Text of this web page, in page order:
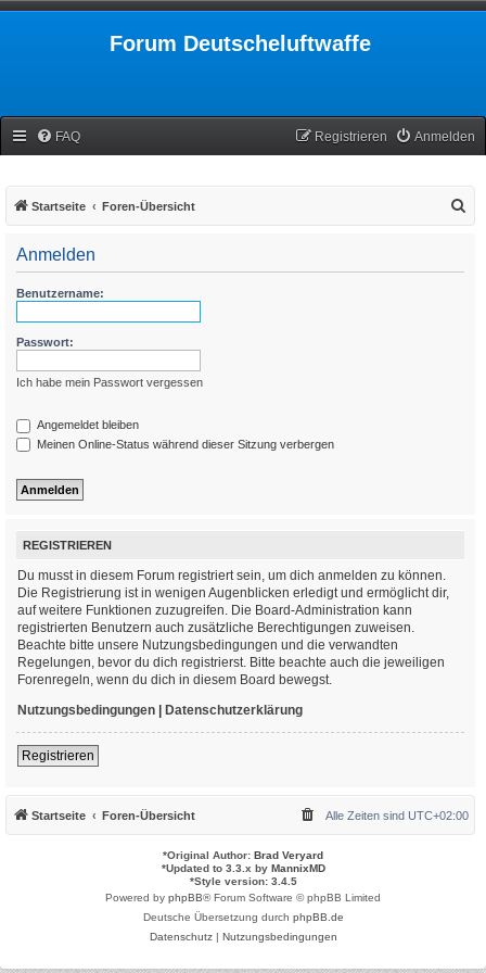
Forum Deutscheluftwaffe
FAQ Anmelden
Registrieren
Startseite Foren-Übersicht
Anmelden
Benutzername:
Passwort:
Ich habe mein Passwort vergessen
Angemeldet bleiben
Meinen Online-Status während dieser Sitzung verbergen
REGISTRIEREN
Du musst in diesem Forum registriert sein, um dich anmelden zu können.
Die Registrierung ist in wenigen Augenblicken erledigt und ermöglicht dir,
auf weitere Funktionen zuzugreifen. Die Board-Administration kann
registrierten Benutzern auch zusätzliche Berechtigungen zuweisen.
Beachte bitte unsere Nutzungsbedingungen und die verwandten
Regelungen, bevor du dich registrierst. Bitte beachte auch die jeweiligen
Forenregeln, wenn du dich in diesem Board bewegst.
Nutzungsbedingungen | Datenschutzerklärung
Registrieren
Startseite Foren-Übersicht Alle Zeiten sind UTC+02:00
*Original Author: Brad Veryard
*Updated to 3.3.x by MannixMD
*Style version: 3.4.5
Powered by phpBB® Forum Software © phpBB Limited
Deutsche Übersetzung durch phpBB.de
Datenschutz| Nutzungsbedingungen